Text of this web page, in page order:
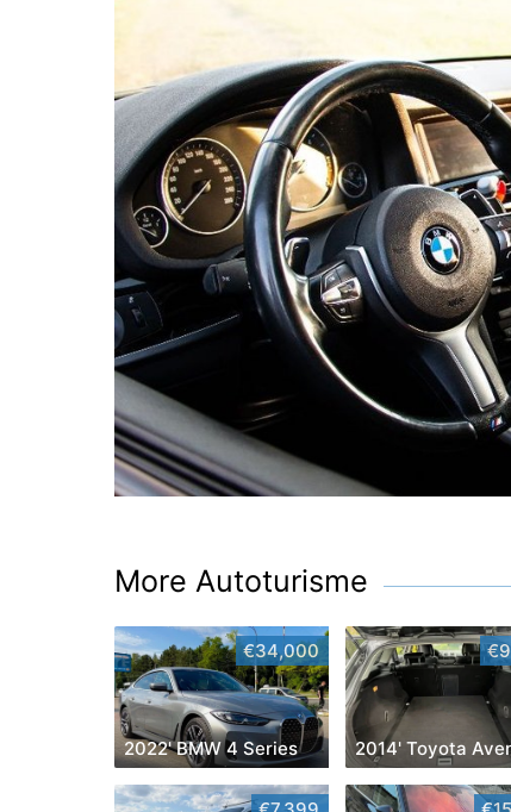
More Autoturisme
€34,000
2022' BMW 4 Series 2014' Toyota